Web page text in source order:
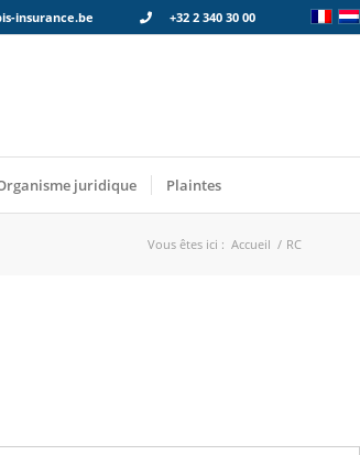
insurance.be +32 2 340 30 00
juridique Plaintes
Vous êtes ici : Accueil / RC